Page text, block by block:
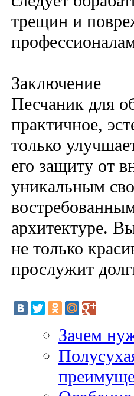
трещин и
Заключение
Песчаник для
практичное,
только
его защиту от
уникальным
архитектуре.
не только
прослужит
Зачем